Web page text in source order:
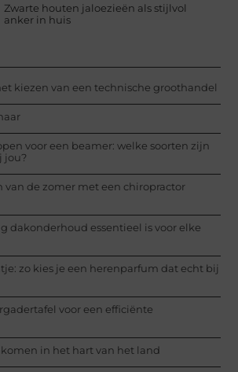
Zwarte houten jaloezieën als stijlvol
anker in huis
kiezen van een technische groothandel
voor een beamer: welke soorten zijn
jou?
van de zomer met een chiropractor
dakonderhoud essentieel is voor elke
zo kies je een herenparfum dat echt bij
voor een efficiënte
in het hart van het land